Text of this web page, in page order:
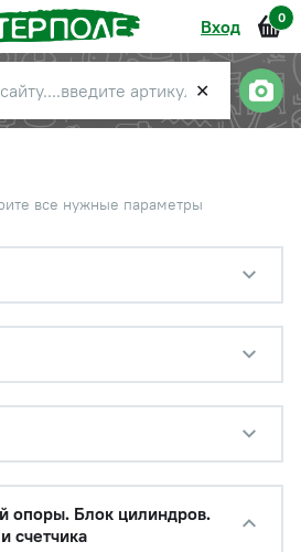
Вход 0
✕
все нужные параметры
опоры. Блок цилиндров.
счетчика